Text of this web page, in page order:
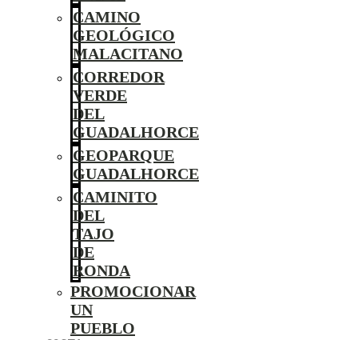
CAMINO
GEOLÓGICO
MALACITANO
CORREDOR
VERDE
DEL
GUADALHORCE
GEOPARQUE
GUADALHORCE
CAMINITO
DEL
TAJO
DE
RONDA
PROMOCIONAR
UN
PUEBLO